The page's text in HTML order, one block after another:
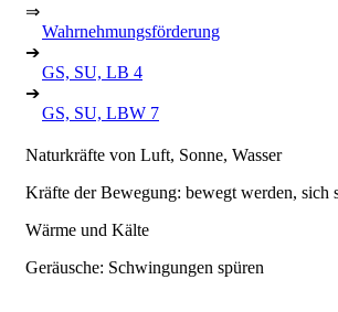
⇒
Wahrnehmungsförderung
➔
GS, SU, LB 4
➔
GS, SU, LBW 7
Naturkräfte von Luft, Sonne, Wasser
Kräfte der Bewegung: bewegt werden,
Wärme und Kälte
Geräusche: Schwingungen spüren